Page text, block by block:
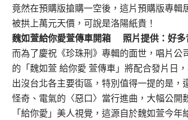
竟然在預購版搶購一空後，這片預購版專輯
被拱上萬元天價，可說是洛陽紙貴！
魏如萱給你愛萱傳車開箱 照片提供：好多
而為了慶祝《珍珠刑》專輯的面世，唱片公
的「魏如萱 給你愛 萱傳車」將配合發片日
出沒台北各主要街區，特別值得一提的是，
怪奇、電氣的〈惡口〉當行進曲，大幅公開
「給你愛」美人視覺，這源自於魏如萱今年